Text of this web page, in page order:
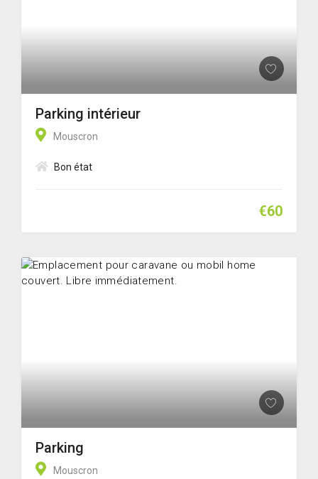
Parking intérieur
Mouscron
Bon état
€60
Parking
Mouscron